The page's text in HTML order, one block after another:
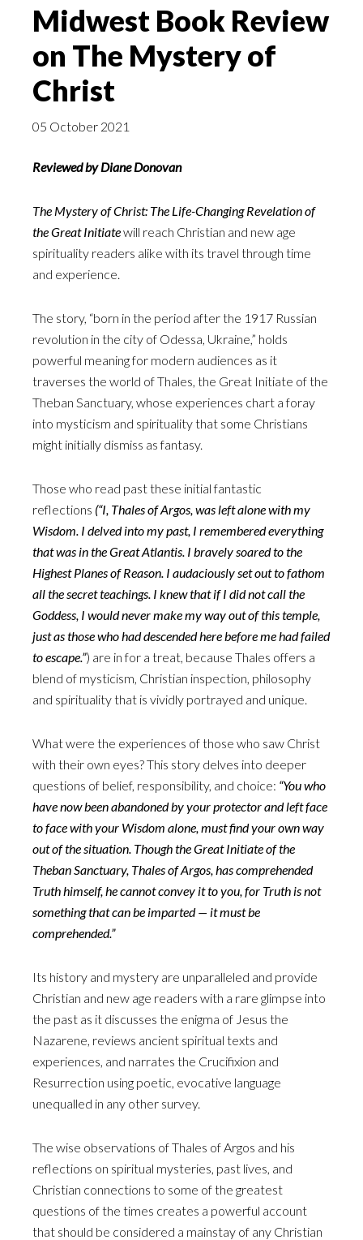
Midwest Book Review
on The Mystery of
Christ
05 October 2021
Reviewed by Diane Donovan
The Mystery of Christ: The Life-Changing Revelation of
the Great Initiatewill reach Christian and new age
spirituality readers alike with its travel through time
and experience.
The story, “born in the period after the 1917 Russian
revolution in the city of Odessa, Ukraine,” holds
powerful meaning for modern audiences as it
traverses the world of Thales, the Great Initiate of the
Theban Sanctuary, whose experiences chart a foray
into mysticism and spirituality that some Christians
might initially dismiss as fantasy.
Those who read past these initial fantastic
reflections (“I, Thales of Argos, was left alone with my
Wisdom. I delved into my past, I remembered everything
that was in the Great Atlantis. I bravely soared to the
Highest Planes of Reason. I audaciously set out to fathom
all the secret teachings. I knew that if I did not call the
Goddess, I would never make my way out of this temple,
just as those who had descended here before me had failed
to escape.”) are in for a treat, because Thales offers a
blend of mysticism, Christian inspection, philosophy
and spirituality that is vividly portrayed and unique.
What were the experiences of those who saw Christ
with their own eyes? This story delves into deeper
questions of belief, responsibility, and choice: “You who
have now been abandoned by your protector and left face
to face with your Wisdom alone, must find your own way
out of the situation. Though the Great Initiate of the
Theban Sanctuary, Thales of Argos, has comprehended
Truth himself, he cannot convey it to you, for Truth is not
something that can be imparted — it must be
comprehended.”
Its history and mystery are unparalleled and provide
Christian and new age readers with a rare glimpse into
the past as it discusses the enigma of Jesus the
Nazarene, reviews ancient spiritual texts and
experiences, and narrates the Crucifixion and
Resurrection using poetic, evocative language
unequalled in any other survey.
The wise observations of Thales of Argos and his
reflections on spiritual mysteries, past lives, and
Christian connections to some of the greatest
questions of the times creates a powerful account
that should be considered a mainstay of any Christian